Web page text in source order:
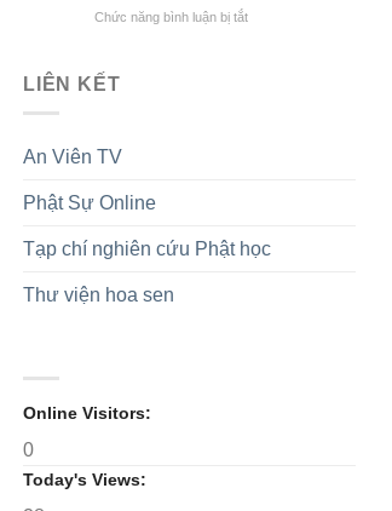
ban
hội
2031
Chức năng bình luận bị tắtở
Trưởng
Ban
LIÊN KẾT
An Viên TV
Phật Sự Online
Tạp chí nghiên cứu Phật học
Thư viện hoa sen
Online Visitors:
0
Today's Views: